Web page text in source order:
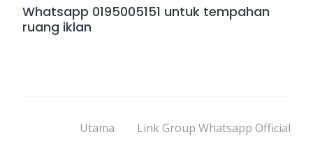
Whatsapp 0195005151 untuk tempahan
ruang iklan
Utama
Link Group Whatsapp Official